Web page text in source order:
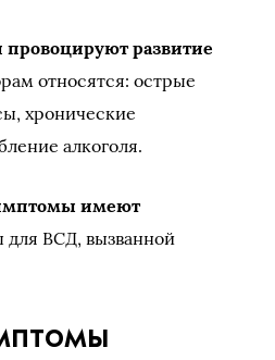
развитие
относятся: острые
хронические
алкоголя.
имеют
ВСД, вызванной